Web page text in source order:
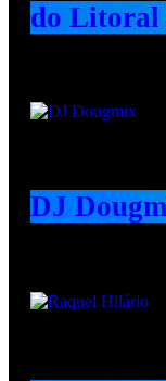
do Litoral
DJ